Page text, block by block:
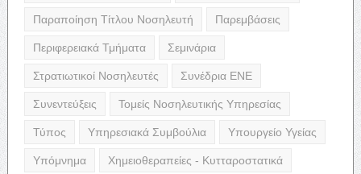
Παραποίηση Τίτλου Νοσηλευτή Παρεμβάσεις
Περιφερειακά Τμήματα Σεμινάρια
Στρατιωτικοί Νοσηλευτές Συνέδρια ΕΝΕ
Συνεντεύξεις Τομείς Νοσηλευτικής Υπηρεσίας
Τύπος Υπηρεσιακά Συμβούλια Υπουργείο Υγείας
Υπόμνημα Χημειοθεραπείες - Κυτταροστατικά